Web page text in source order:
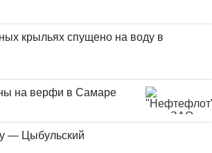
крыльях спущено на воду в
на верфи в Самаре
— Цыбульский